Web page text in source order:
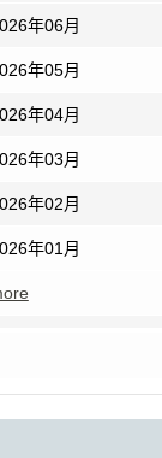
年06月
年05月
年04月
年03月
年02月
年01月